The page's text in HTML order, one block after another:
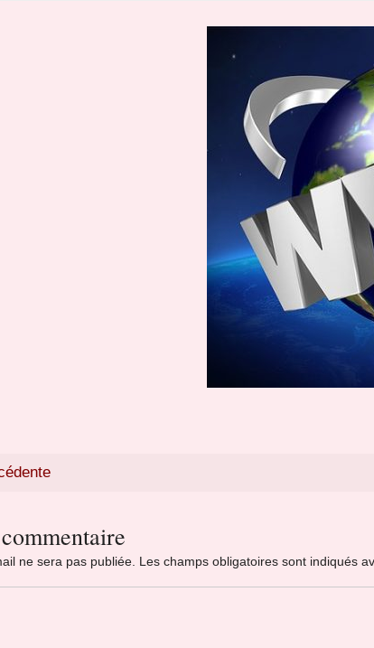
ne sera pas publiée. Les champs obligatoires sont indiqués